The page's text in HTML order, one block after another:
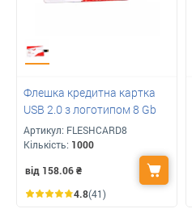
Флешка кредитна картка
USB 2.0 з логотипом 8 Gb
Артикул: FLESHCARD8
Кількість: 1000
від 158.06₴
4.8(41)